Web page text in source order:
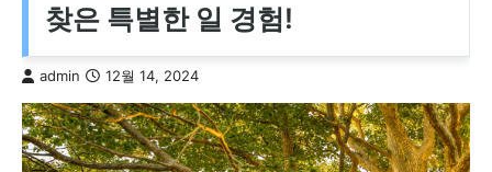
찾은 특별한 일 경험!
admin 12월 14, 2024